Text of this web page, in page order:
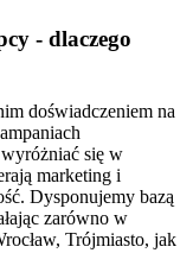
- dlaczego
doświadczeniem na
się w
marketing i
Dysponujemy bazą
zarówno w
Trójmiasto, jak